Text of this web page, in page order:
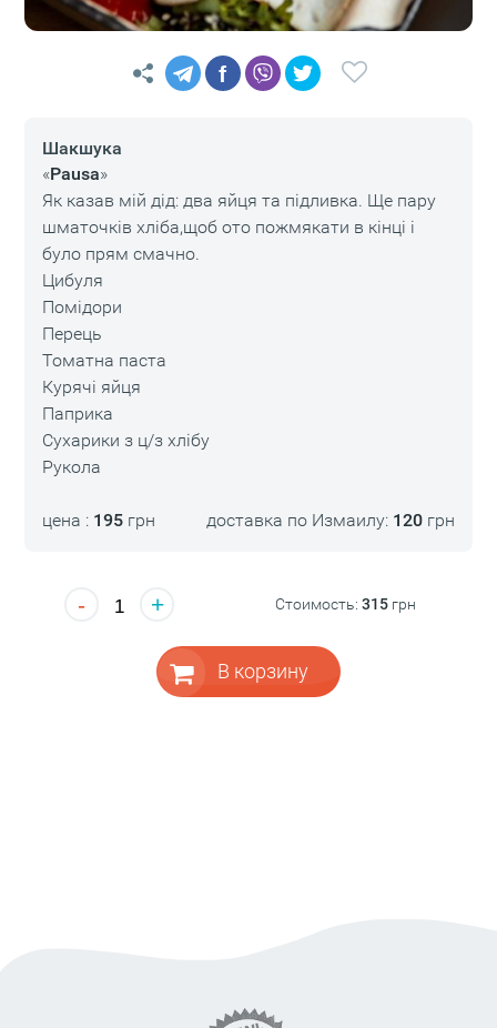
f
Шакшука
«Pausa»
Як казав мій дід: два яйця та підливка. Ще пару
шматочків хліба,щоб ото пожмякати в кінці і
було прям смачно.
Цибуля
Помідори
Перець
Томатна паста
Курячі яйця
Паприка
Сухарики з ц/з хлібу
Рукола
цена : 195грн доставка по Измаилу: 120 грн
- + Стоимость:315 грн
В корзину